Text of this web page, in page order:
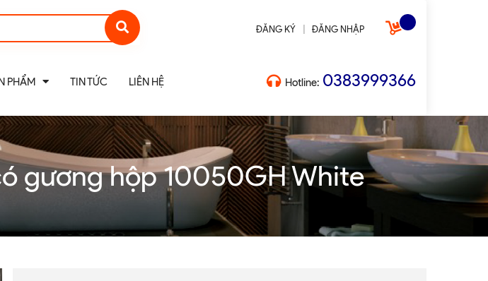
ĐĂNG KÝ ĐĂNG NHẬP
PHẨM TIN TỨC LIÊN HỆ Hotline: 0383999366
gương hộp 10050GH White